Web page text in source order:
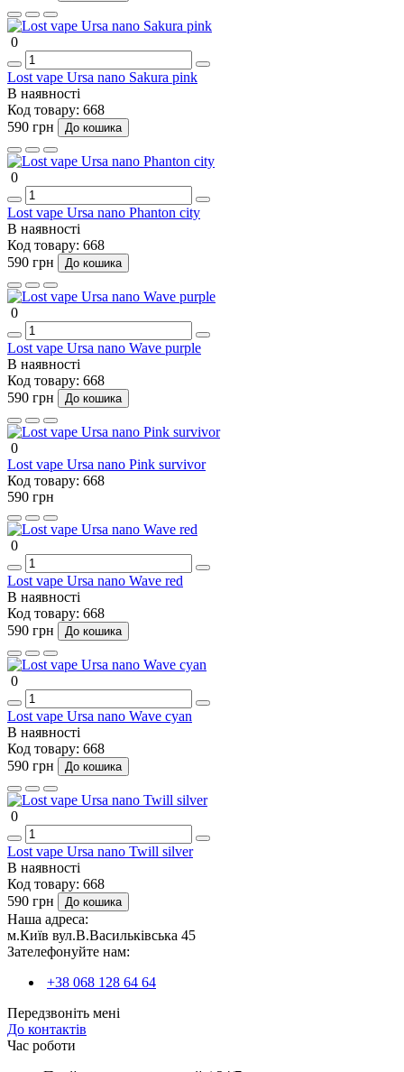
0
Lost vape Ursa nano Sakura pink
В наявності
Код товару: 668
590 грн
До кошика
0
Lost vape Ursa nano Phanton city
В наявності
Код товару: 668
590 грн
До кошика
0
Lost vape Ursa nano Wave purple
В наявності
Код товару: 668
590 грн
До кошика
0
Lost vape Ursa nano Pink survivor
Код товару: 668
590 грн
0
Lost vape Ursa nano Wave red
В наявності
Код товару: 668
590 грн
До кошика
0
Lost vape Ursa nano Wave cyan
В наявності
Код товару: 668
590 грн
До кошика
0
Lost vape Ursa nano Twill silver
В наявності
Код товару: 668
590 грн
До кошика
Наша адреса:
м.Київ вул.В.Васильківська 45
Зателефонуйте нам:
+38 068 128 64 64
Передзвоніть мені
До контактів
Час роботи